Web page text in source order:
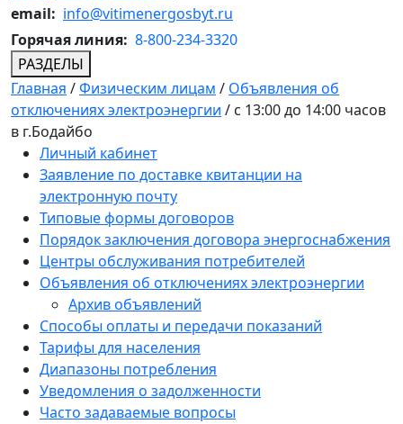
email: info@vitimenergosbyt.ru
Горячая линия: 8-800-234-3320
РАЗДЕЛЫ
Главная /Физическим лицам / Объявления об
отключениях электроэнергии / с 13:00 до 14:00 часов
в г.Бодайбо
Личный кабинет
Заявление по доставке квитанции на
электронную почту
Типовые формы договоров
Порядок заключения договора энергоснабжения
Центры обслуживания потребителей
Объявления об отключениях электроэнергии
Архив объявлений
Способы оплаты и передачи показаний
Тарифы для населения
Диапазоны потребления
Уведомления о задолженности
Часто задаваемые вопросы